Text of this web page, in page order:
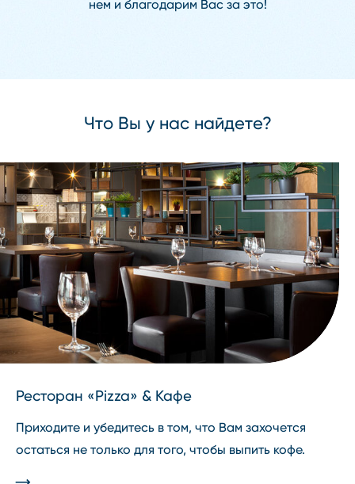
нем и благодарим Вас за это!
Что Вы у нас найдете?
Ресторан «Pizza» & Кафе
Приходите и убедитесь в том, что Вам захочется
остаться не только для того, чтобы выпить кофе.